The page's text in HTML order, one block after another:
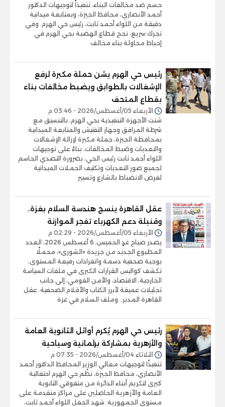
حسم ضد مخالفات البناء، تنفيذاً لتوجيهات الدكتور
أحمد الأنصاري، محافظ الجيزة، وبمتابعة ميدانية
دقيقة من اللواء أحمد ثابت، رئيس حي الهرم. وفي
تحرك سريع، نجح قطاع الهضبة بحي الهرم في
إحباط محاولة بناء مخالف
رئيس حي الهرم يشن حملة مكبرة لرفع
الإشغالات بالطوابق ويضبط مخالفات بناء
بقطاع المتحف
الأربعاء 05/أغسطس/2026 - 03:46 م
شنت الأجهزة التنفيذية بحي الهرم، بالتنسيق مع
شرطة المرافق وجهاز التفتيش والمتابعة الميدانية
بمحافظة الجيزة، حملة مكبرة لإزالة الإشغالات
والتعديات وضبط المخالفات، بناءً على توجيهات
اللواء أحمد ثابت رئيس الحي، بضرورة التصدي الحاسم
لجميع صور التعديات وتكثيف الحملات الميدانية
لفرض الانضباط بالشارع وتسيير
عقل القاهرة ينسج هندسة السلام بغزة..
وقنبلة دعم الكهرباء تفجر الموازنة
الأربعاء 05/أغسطس/2026 - 02:29 م
يصدر صباح غدٍ الخميس، 6 أغسطس 2026، العدد
المطبوع الجديد من جريدة «الشورى»، محملًا
بوجبة صحفية دسمة وانفرادات رفيعة المستوى،
تكشف كواليس القرارات الكبرى في ملفات السياسة
الخارجية، الاقتصاد، والأمن القومي، إلى جانب
تحليلات عميقة لأبرز الكتاب والأقلام الصحفية. عقل
القاهرة المدبر.. وملف السلام في غزة
رئيس حي الهرم يُكرم أوائل الثانوية العامة
والأزهرية بمشاركة برلمانية وسياحية
الثلاثاء 04/أغسطس/2026 - 07:35 م
تنفيذًا لتوجيهات معالي الوزير المحافظ الدكتور أحمد
الأنصاري، محافظ الجيزة، نظّم حي الهرم احتفالية
كبرى لتكريم أبناء الدائرة من متفوقي الثانوية
العامة والأزهرية الحاصلين على مراكز متقدمة على
مستوى الجمهورية. شهد الحفل اللواء أحمد ثابت،